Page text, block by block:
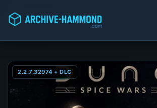
2.2.7.32974 + DLC